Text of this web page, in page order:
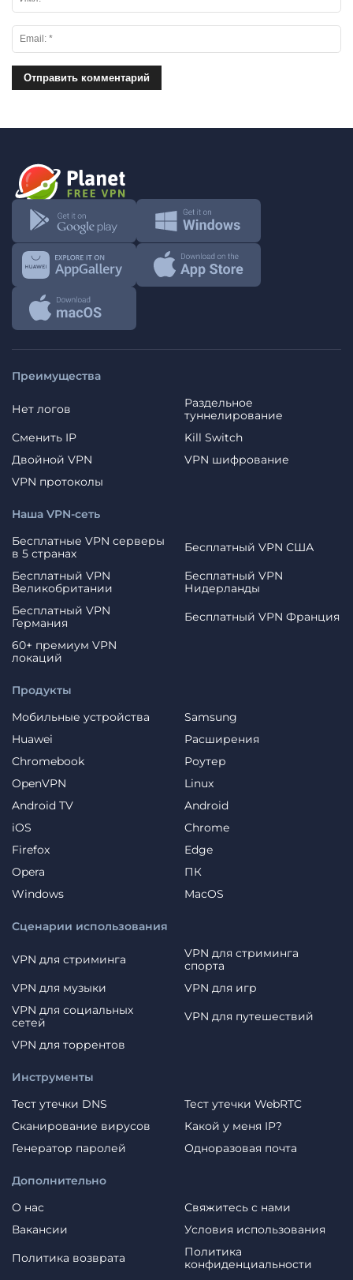
Преимущества
Нет логов
Раздельное
туннелирование
Сменить IP
Kill Switch
Двойной VPN
VPN шифрование
VPN протоколы
Продукты
Мобильные устройства
Samsung
Huawei
Расширения
Chromebook
Роутер
OpenVPN
Linux
Android TV
Android
iOS
Chrome
Firefox
Edge
Opera
ПК
Windows
MacOS
Сценарии использования
VPN для стриминга
VPN для стриминга
спорта
VPN для музыки
VPN для игр
VPN для социальных
сетей
VPN для путешествий
VPN для торрентов
Дополнительно
О нас
Свяжитесь с нами
Вакансии
Условия использования
Политика возврата
Политика
конфиденциальности
Наша VPN-сеть
Бесплатные VPN серверы
в 5 странах
Бесплатный VPN США
Бесплатный VPN
Великобритании
Бесплатный VPN
Нидерланды
Бесплатный VPN
Германия
Бесплатный VPN Франция
60+ премиум VPN
локаций
Инструменты
Тест утечки DNS
Тест утечки WebRTC
Сканирование вирусов
Какой у меня IP?
Генератор паролей
Одноразовая почта